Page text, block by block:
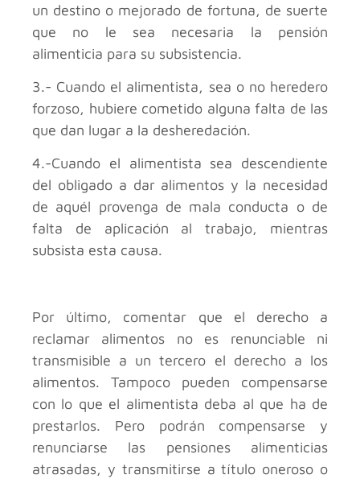
un destino o mejorado de fortuna, de suerte
que no le sea necesaria la pensión
alimenticia para su subsistencia.
3.- Cuando el alimentista, sea o no heredero
forzoso, hubiere cometido alguna falta de las
que dan lugar a la desheredación.
4.-Cuando el alimentista sea descendiente
del obligado a dar alimentos y la necesidad
de aquél provenga de mala conducta o de
falta de aplicación al trabajo, mientras
subsista esta causa.
Por último, comentar que el derecho a
reclamar alimentos no es renunciable ni
transmisible a un tercero el derecho a los
alimentos. Tampoco pueden compensarse
con lo que el alimentista deba al que ha de
prestarlos. Pero podrán compensarse y
renunciarse las pensiones alimenticias
atrasadas, y transmitirse a título oneroso o